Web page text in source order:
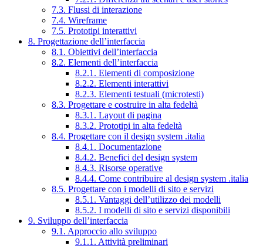
7.3. Flussi di interazione
7.4. Wireframe
7.5. Prototipi interattivi
8. Progettazione dell’interfaccia
8.1. Obiettivi dell’interfaccia
8.2. Elementi dell’interfaccia
8.2.1. Elementi di composizione
8.2.2. Elementi interattivi
8.2.3. Elementi testuali (microtesti)
8.3. Progettare e costruire in alta fedeltà
8.3.1. Layout di pagina
8.3.2. Prototipi in alta fedeltà
8.4. Progettare con il design system .italia
8.4.1. Documentazione
8.4.2. Benefici del design system
8.4.3. Risorse operative
8.4.4. Come contribuire al design system .italia
8.5. Progettare con i modelli di sito e servizi
8.5.1. Vantaggi dell’utilizzo dei modelli
8.5.2. I modelli di sito e servizi disponibili
9. Sviluppo dell’interfaccia
9.1. Approccio allo sviluppo
9.1.1. Attività preliminari